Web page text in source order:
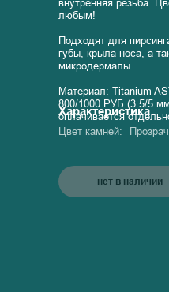
нет в наличии
Характеристика
любым!
Подходят для
губы, крыла носа, а
микродермалы.
Материал: Titanium
800/1000 РУБ (3.5/5
оплачивается
Цвет камней: